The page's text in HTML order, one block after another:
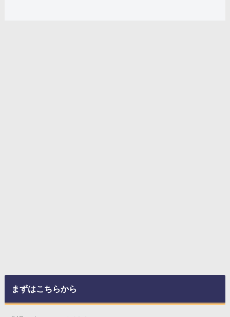
まずはこちらから